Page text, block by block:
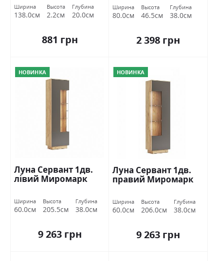
Ширина
138.0см
Высота
2.2см
Глубина
20.0см
881 грн
Ширина
80.0см
Высота
46.5см
Глубина
38.0см
2 398 грн
НОВИНКА
Луна Сервант 1дв.
лівий Миромарк
Ширина
60.0см
Высота
205.5см
Глубина
38.0см
9 263 грн
НОВИНКА
Луна Сервант 1дв.
правий Миромарк
Ширина
60.0см
Высота
206.0см
Глубина
38.0см
9 263 грн